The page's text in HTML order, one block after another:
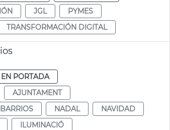
JGL
PYMES
TRANSFORMACIÓN DIGITAL
EN PORTADA
AJUNTAMENT
BARRIOS NADAL
NAVIDAD
ILUMINACIÓ